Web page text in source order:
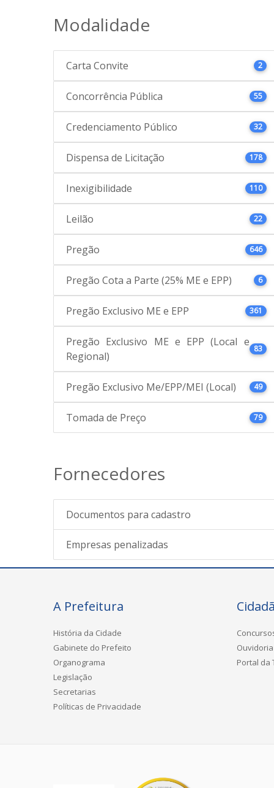
Modalidade
Carta Convite 2
Concorrência Pública 55
Credenciamento Público 32
Dispensa de Licitação 178
Inexigibilidade 110
Leilão 22
Pregão 646
Pregão Cota a Parte (25% ME e EPP) 6
Pregão Exclusivo ME e EPP 361
Pregão Exclusivo ME e EPP (Local e
Regional)
83
Pregão Exclusivo Me/EPP/MEI (Local) 49
Tomada de Preço 79
Fornecedores
Documentos para cadastro
Empresas penalizadas
A Prefeitura
História da Cidade
Gabinete do Prefeito
Organograma
Legislação
Secretarias
Políticas de Privacidade
Ouvidoria
Portal da